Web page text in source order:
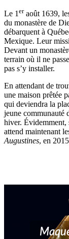
Le 1 eraoût 1639,
du monastère de
débarquent à
Mexique. Leur
Devant un
terrain où il ne
pas s’y installer.
En attendant de
une maison prêtée
qui deviendra la
jeune communauté
hiver. Évidemment,
attend maintenant
Augustines, en